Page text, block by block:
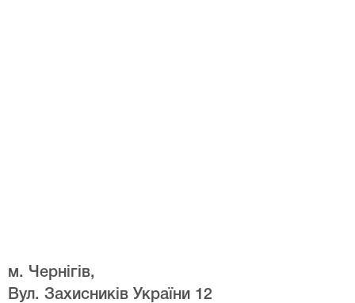
м. Чернігів,
Вул. Захисників України 12